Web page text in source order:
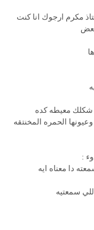
مكرم ارجوك انا كنت
شكلك معيطه كده
الحمره المخنتقه
:
دا معناه ايه
سمعتيه